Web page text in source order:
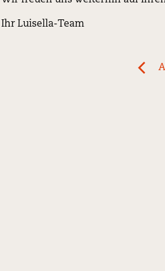
Ihr Luisella-Team